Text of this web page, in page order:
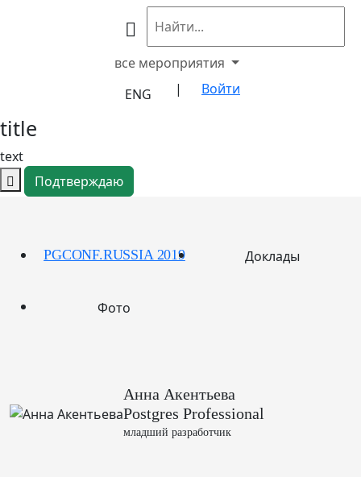
все мероприятия
ENG
| Войти
title
text
Подтверждаю
PGCONF.RUSSIA 2019 Доклады
Фото
Анна Акентьева
Postgres Professional
младший разработчик